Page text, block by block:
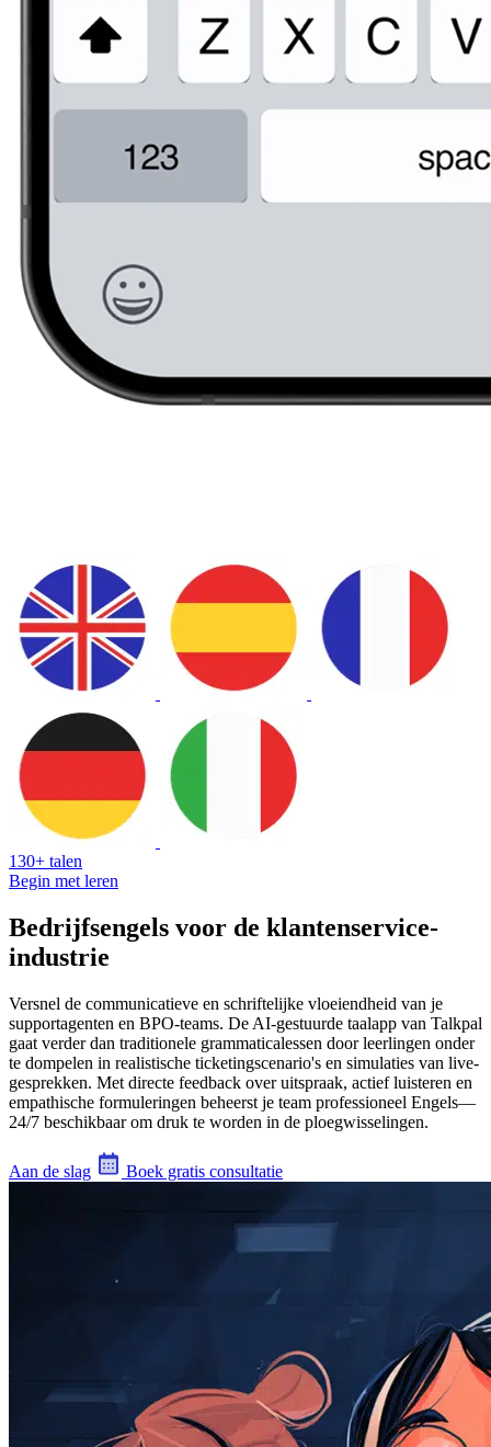
130+ talen
Begin met leren
Bedrijfsengels voor de klantenservice-
industrie
Versnel de communicatieve en schriftelijke vloeiendheid van je
supportagenten en BPO-teams. De AI-gestuurde taalapp van Talkpal
gaat verder dan traditionele grammaticalessen door leerlingen onder
te dompelen in realistische ticketingscenario's en simulaties van live-
gesprekken. Met directe feedback over uitspraak, actief luisteren en
empathische formuleringen beheerst je team professioneel Engels—
24/7 beschikbaar om druk te worden in de ploegwisselingen.
Aan de slag Boek gratis consultatie